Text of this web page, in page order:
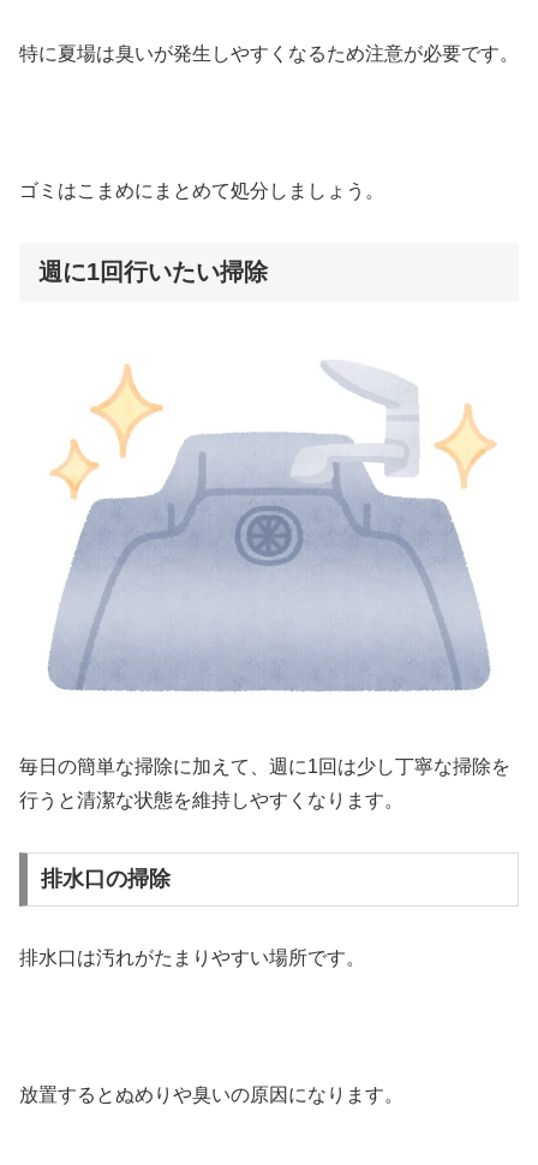
特に夏場は臭いが発生しやすくなるため注意が必要です。
ゴミはこまめにまとめて処分しましょう。
週に1回行いたい掃除
毎日の簡単な掃除に加えて、週に1回は少し丁寧な掃除を
行うと清潔な状態を維持しやすくなります。
排水口の掃除
排水口は汚れがたまりやすい場所です。
放置するとぬめりや臭いの原因になります。